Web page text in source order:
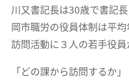
川又書記長は30歳で書記
岡市職労の役員体制は平
訪問活動に３人の若手役員
「どの課から訪問するか